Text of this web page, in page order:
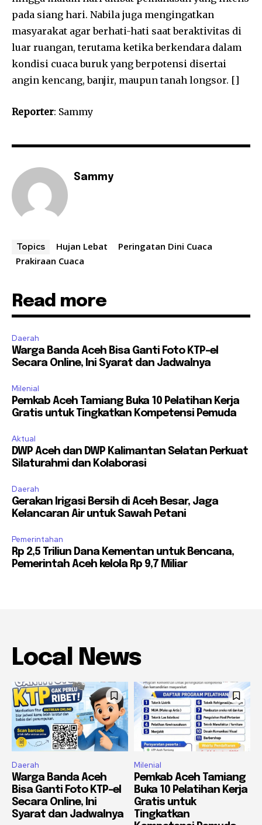
pada siang hari. Nabila juga mengingatkan
masyarakat agar berhati-hati saat beraktivitas di
luar ruangan, terutama ketika berkendara dalam
kondisi cuaca buruk yang berpotensi disertai
angin kencang, banjir, maupun tanah longsor. []
Reporter: Sammy
Sammy
Topics Hujan Lebat
Peringatan Dini Cuaca
Prakiraan Cuaca
Read more
Daerah
Warga Banda Aceh Bisa Ganti Foto KTP-el
Secara Online, Ini Syarat dan Jadwalnya
Milenial
Pemkab Aceh Tamiang Buka 10 Pelatihan Kerja
Gratis untuk Tingkatkan Kompetensi Pemuda
Aktual
DWP Aceh dan DWP Kalimantan Selatan Perkuat
Silaturahmi dan Kolaborasi
Daerah
Gerakan Irigasi Bersih di Aceh Besar, Jaga
Kelancaran Air untuk Sawah Petani
Pemerintahan
Rp 2,5 Triliun Dana Kementan untuk Bencana,
Pemerintah Aceh kelola Rp 9,7 Miliar
Local News
Daerah
Warga Banda Aceh
Bisa Ganti Foto KTP-el
Secara Online, Ini
Syarat dan Jadwalnya
Milenial
Pemkab Aceh Tamiang
Buka 10 Pelatihan Kerja
Gratis untuk
Tingkatkan